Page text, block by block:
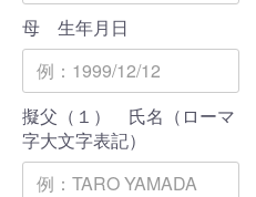
母 生年月日
擬父（１） 氏名（ローマ
字大文字表記）